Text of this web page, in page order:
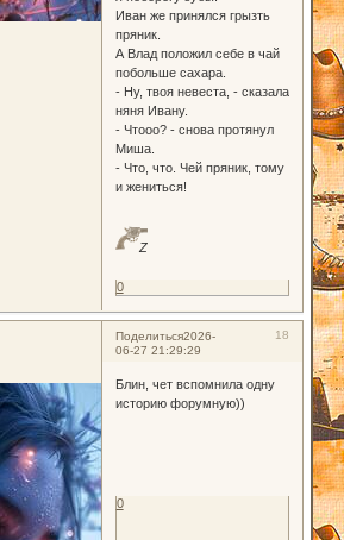
Иван же принялся грызть
пряник.
А Влад положил себе в чай
побольше сахара.
- Ну, твоя невеста, - сказала
няня Ивану.
- Чтооо? - снова протянул
Миша.
- Что, что. Чей пряник, тому
и жениться!
Z
0
Поделиться 18
2026-
06-27 21:29:29
Блин, чет вспомнила одну
историю форумную))
0